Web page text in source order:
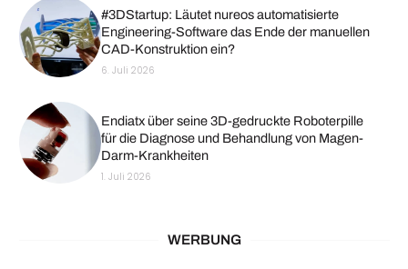
#3DStartup: Läutet nureos automatisierte
Engineering-Software das Ende der manuellen
CAD-Konstruktion ein?
6. Juli 2026
Endiatx über seine 3D-gedruckte Roboterpille
für die Diagnose und Behandlung von Magen-
Darm-Krankheiten
1. Juli 2026
WERBUNG